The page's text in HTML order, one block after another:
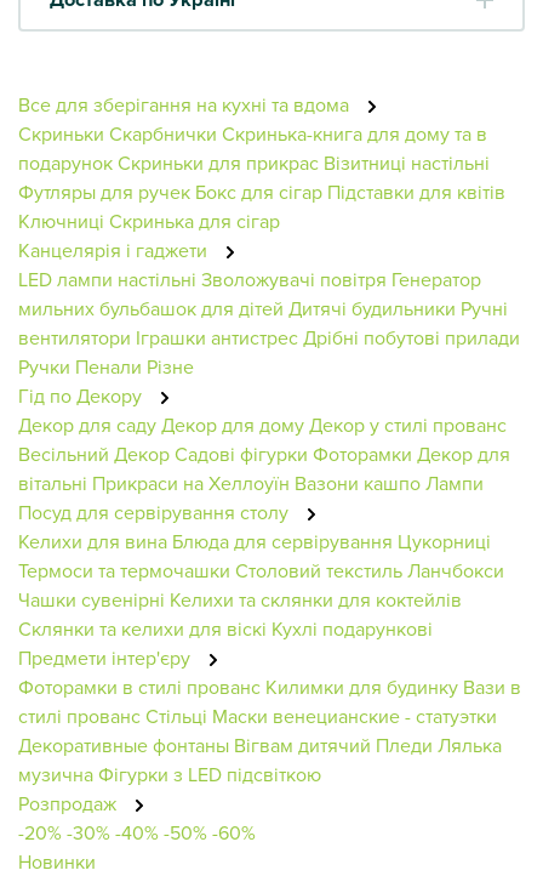
Все для зберігання на кухні та вдома
Скриньки Скарбнички Скринька-книга для дому та в
подарунокСкриньки для прикрас Візитниці настільні
Футляры для ручек Бокс для сігар Підставки для квітів
Ключниці Скринька для сігар
Канцелярія і гаджети
LED лампи настільні Зволожувачі повітря Генератор
мильних бульбашок для дітей Дитячі будильники Ручні
вентилятори Іграшки антистресДрібні побутові прилади
Ручки Пенали Різне
Гід по Декору
Декор для садуДекор для домуДекор у стилі прованс
Весільний ДекорСадові фігурки Фоторамки Декор для
вітальні Прикраси на Хеллоуїн Вазони кашпоЛампи
Посуд для сервірування столу
Келихи для вина Блюда для сервірування Цукорниці
Термоси та термочашки Столовий текстильЛанчбокси
Чашки сувенірні Келихи та склянки для коктейлів
Склянки та келихи для віскі Кухлі подарункові
Предмети інтер'єру
Фоторамки в стилі прованс Килимки для будинку Вази в
стилі провансСтільці Маски венецианские - статуэтки
Декоративные фонтаны Вігвам дитячий Пледи Лялька
музичнаФігурки з LED підсвіткою
Розпродаж
-20%-30%-40%-50%-60%
Новинки